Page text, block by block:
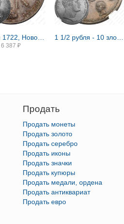
2 рубля 1722, Новодел
6 387 ₽
1 1/2 рубля - 10 злотых 1836, семейный, П. У., Новодел
Продать
Продать монеты
Продать золото
Продать серебро
Продать иконы
Продать значки
Продать купюры
Продать медали, ордена
Продать антиквариат
Продать евро